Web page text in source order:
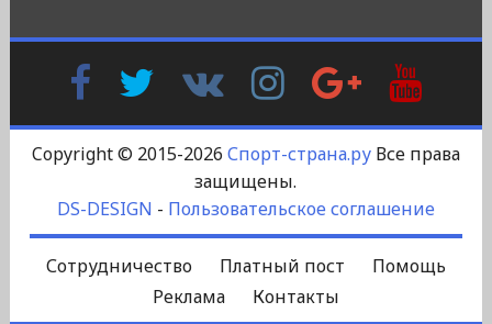
FacebookTwitter
Контакте
InstagramGoogle
Plus
Copyright © 2015-2026 Спорт-страна.руВсе права
защищены.
DS-DESIGN - Пользовательское соглашение
Сотрудничество Платный пост
Помощь
Реклама
Контакты